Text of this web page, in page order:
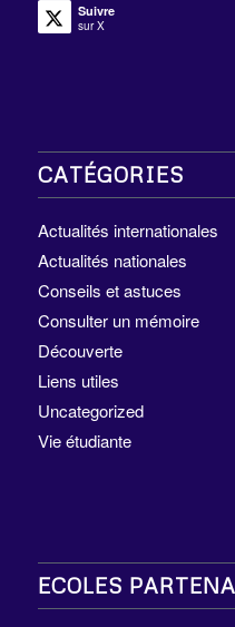
Suivre
sur X
CATÉGORIES
Actualités internationales
Actualités nationales
Conseils et astuces
Consulter un mémoire
Découverte
Liens utiles
Uncategorized
Vie étudiante
ECOLES